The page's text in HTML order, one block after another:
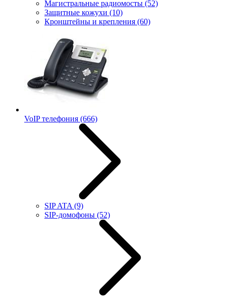
Магистральные радиомосты (52)
Защитные кожухи (10)
Кронштейны и крепления (60)
VoIP телефония (666)
SIP ATA (9)
SIP-домофоны (52)